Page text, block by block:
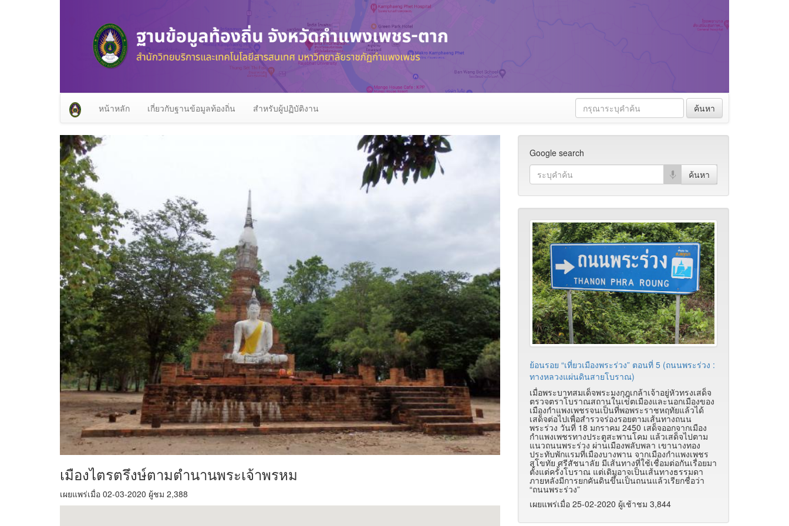
หน้าหลัก เกี่ยวกับฐานข้อมูลท้องถิ่น สำหรับผู้ปฏิบัติงาน ค้นหา
เมืองไตรตรึงษ์ตามตำนานพระเจ้าพรหม
เผยแพร่เมื่อ 02-03-2020 ผู้ชม 2,388
Google search
ย้อนรอย “เที่ยวเมืองพระร่วง” ตอนที่ 5 (ถนนพระร่วง :
ทางหลวงแผ่นดินสายโบราณ)
เมื่อพระบาทสมเด็จพระมงกุฎุเกล้าเจ้าอยู่หัวทรงเสด็จ
ตรวจตราโบราณสถานในเขตเมืองและนอกเมืองของ
เมืองกำแพงเพชรจนเป็นที่พอพระราชหฤทัยแล้วได้
เสด็จต่อไปเพื่อสำรวจร่องรอยตามเส้นทางถนน
พระร่วง วันที่ 18 มกราคม 2450 เสด็จออกจากเมือง
กำแพงเพชรทางประตูสะพานโคม แล้วเสด็จไปตาม
แนวถนนพระร่วง ผ่านเมืองพลับพลา เขานางทอง
ประทับพักแรมที่เมืองบางพาน จากเมืองกำแพงเพชร
สุโขทัย ศรีสัชนาลัย มีเส้นทางที่ใช้เชื่อมต่อกันเรื่อยมา
ตั้งแต่ครั้งโบราณ แต่เดิมอาจเป็นเส้นทางธรรมดา
ภายหลังมีการยกคันดินขึ้นเป็นถนนแล้วเรียกชื่อว่า
“ถนนพระร่วง”
เผยแพร่เมื่อ 25-02-2020 ผู้เช้าชม 3,844